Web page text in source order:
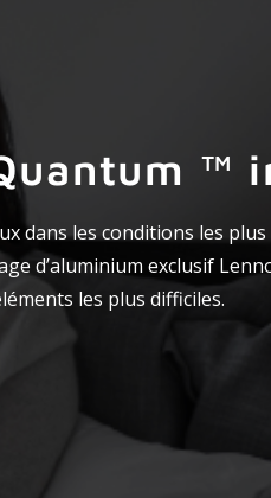
™
dans les conditions les
d’aluminium exclusif
les plus difficiles.